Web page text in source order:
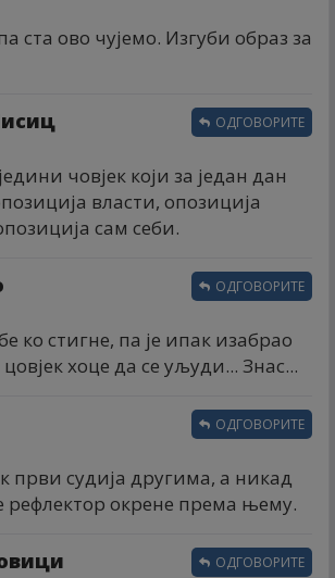
ста ово чујемо. Изгуби образ за
човјек који за један дан
власти, опозиција
сам себи.
ОДГОВОРИТЕ
ко стигне, па је ипак изабрао
хоце да се уљуди... Знас...
ОДГОВОРИТЕ
први судија другима, а никад
рефлектор окрене према њему.
ОДГОВОРИТЕ
ОДГОВОРИТЕ